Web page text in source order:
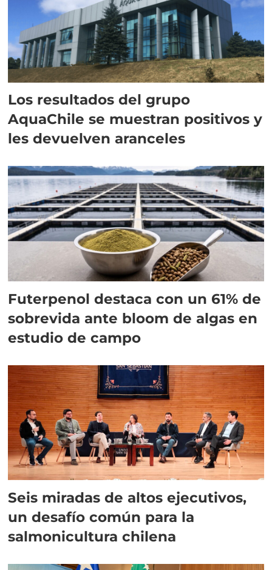
Los resultados del grupo
AquaChile se muestran positivos y
les devuelven aranceles
Futerpenol destaca con un 61% de
sobrevida ante bloom de algas en
estudio de campo
Seis miradas de altos ejecutivos,
un desafío común para la
salmonicultura chilena